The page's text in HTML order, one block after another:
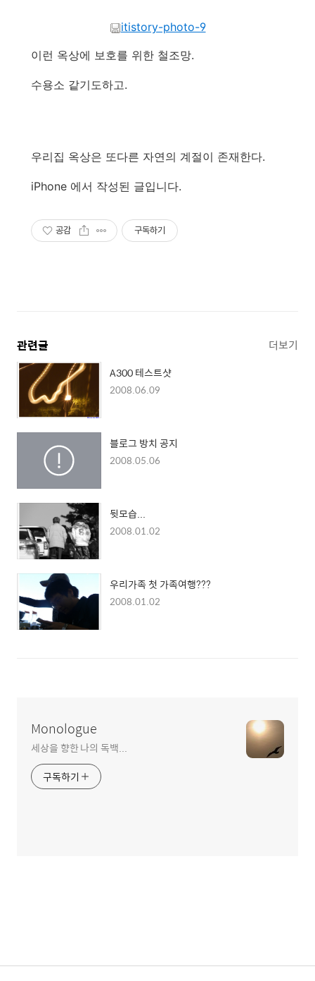
itistory-photo-9
이런 옥상에 보호를 위한 철조망.
수용소 같기도하고.
우리집 옥상은 또다른 자연의 계절이 존재한다.
iPhone 에서 작성된 글입니다.
공감 구독하기
관련글 더보기
A300 테스트샷
2008.06.09
블로그 방치 공지
2008.05.06
뒷모습...
2008.01.02
우리가족 첫 가족여행???
2008.01.02
Monologue
세상을 향한 나의 독백...
구독하기